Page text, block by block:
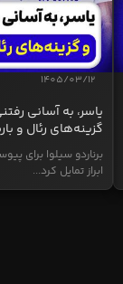
1405/03/12
یاسر، به آسانی
گزینه‌های رئال و
برناردو سیلوا برای
ابراز تمایل کرد...